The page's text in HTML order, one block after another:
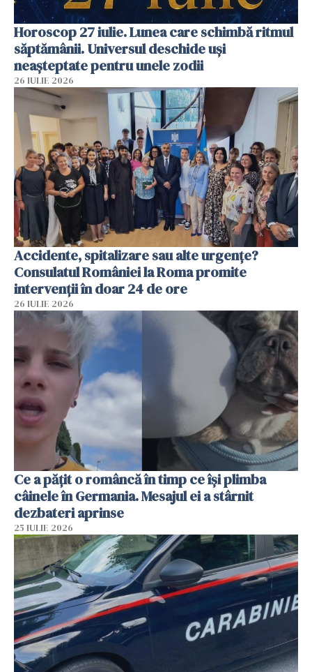
Horoscop 27 iulie. Lunea care schimbă ritmul
săptămânii. Universul deschide uși
neașteptate pentru unele zodii
26 IULIE 2026
Accidente, spitalizare sau alte urgențe?
Consulatul României la Roma promite
intervenții în doar 24 de ore
26 IULIE 2026
Ce a pățit o româncă în timp ce își plimba
câinele în Germania. Mesajul ei a stârnit
dezbateri aprinse
25 IULIE 2026